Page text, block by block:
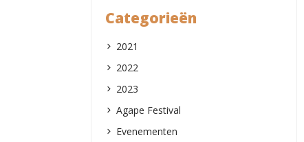
Categorieën
2021
2022
2023
Agape Festival
Evenementen